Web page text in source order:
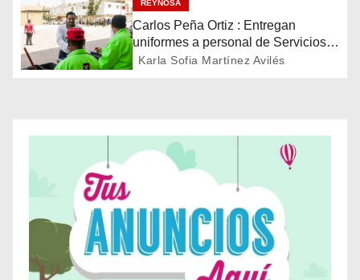
n
d
e
r
a
REYNOSA
Carlos Peña Ortiz : Entregan
uniformes a personal de Servicios
Públicos de Reynosa
Karla Sofia Martínez Avilés